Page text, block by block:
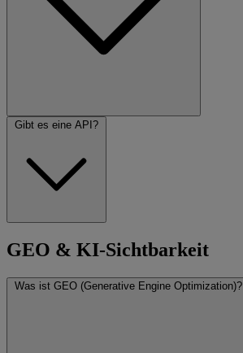
Gibt es eine API?
GEO & KI-Sichtbarkeit
Was ist GEO (Generative Engine Optimization)?